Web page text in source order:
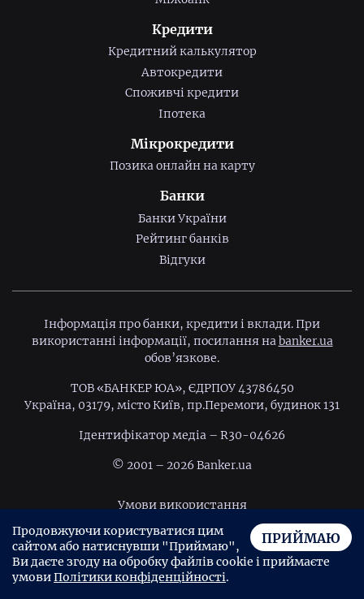
Кредити
Кредитний калькулятор
Автокредити
Споживчі кредити
Іпотека
Мікрокредити
Позика онлайн на карту
Банки
Банки України
Рейтинг банків
Відгуки
Інформація про банки, кредити і вклади. При
використанні інформації, посилання наbanker.ua
обов’язкове.
ТОВ «БАНКЕР ЮА», ЄДРПОУ 43786450
Україна, 03179, місто Київ, пр.Перемоги, будинок 131
Ідентифiкатор медiа – R30-04626
© 2001 – 2026 Banker.ua
Умови використання
Політика конфіденційності
Угода користувача
ПРИЙМАЮ
Продовжуючи користуватися цим
сайтом або натиснувши "Приймаю",
Ви даєте згоду на обробку файлів cookie і приймаєте
умовиПолітики конфіденційності.